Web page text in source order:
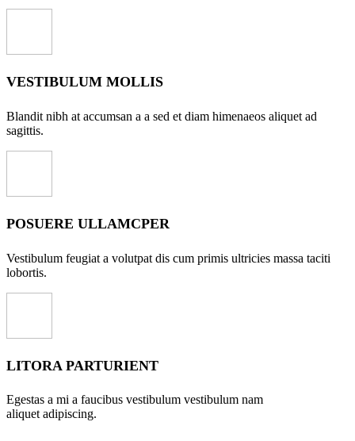
VESTIBULUM MOLLIS
Blandit nibh at accumsan a a sed et diam himenaeos aliquet ad
sagittis.
POSUERE ULLAMCPER
Vestibulum feugiat a volutpat dis cum primis ultricies massa taciti
lobortis.
LITORA PARTURIENT
Egestas a mi a faucibus vestibulum vestibulum nam
aliquet adipiscing.